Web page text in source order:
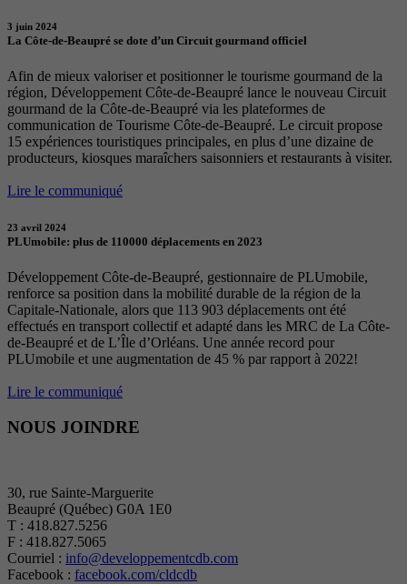
3 juin 2024
La Côte-de-Beaupré se dote d’un Circuit gourmand officiel
Afin de mieux valoriser et positionner le tourisme gourmand de la
région, Développement Côte-de-Beaupré lance le nouveau Circuit
gourmand de la Côte-de-Beaupré via les plateformes de
communication de Tourisme Côte-de-Beaupré. Le circuit propose
15 expériences touristiques principales, en plus d’une dizaine de
producteurs, kiosques maraîchers saisonniers et restaurants à visiter.
Lire le communiqué
23 avril 2024
PLUmobile: plus de 110000 déplacements en 2023
Développement Côte-de-Beaupré, gestionnaire de PLUmobile,
renforce sa position dans la mobilité durable de la région de la
Capitale-Nationale, alors que 113 903 déplacements ont été
effectués en transport collectif et adapté dans les MRC de La Côte-
de-Beaupré et de L’Île d’Orléans. Une année record pour
PLUmobile et une augmentation de 45 % par rapport à 2022!
Lire le communiqué
NOUS JOINDRE
30, rue Sainte-Marguerite
Beaupré (Québec) G0A 1E0
T : 418.827.5256
F : 418.827.5065
Courriel : info@developpementcdb.com
Facebook : facebook.com/cldcdb